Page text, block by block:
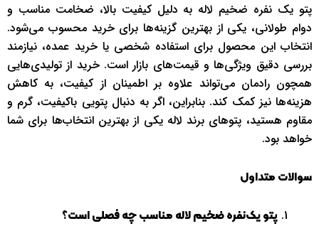
پتو یک نفره ضخیم لاله به دلیل کیفیت بالا، ضخامت مناسب و
دوام طولانی، یکی از بهترین گزینه‌ها برای خرید محسوب می‌شود.
انتخاب این محصول برای استفاده شخصی یا خرید عمده، نیازمند
بررسی دقیق ویژگی‌ها و قیمت‌های بازار است. خرید از تولیدی‌هایی
همچون رادمان می‌تواند علاوه بر اطمینان از کیفیت، به کاهش
هزینه‌ها نیز کمک کند. بنابراین، اگر به دنبال پتویی باکیفیت، گرم و
مقاوم هستید، پتوهای برند لاله یکی از بهترین انتخاب‌ها برای شما
خواهد بود.
سوالات متداول
پتو یک‌نفره ضخیم لاله مناسب چه فصلی است؟